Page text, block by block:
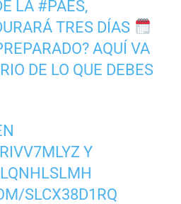
LA #PAES,
TRES DÍAS
AQUÍ VA
DE LO QUE DEBES
Y
SLCX38D1RQ